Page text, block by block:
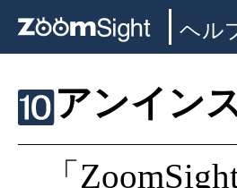
ヘル
アンイン
「